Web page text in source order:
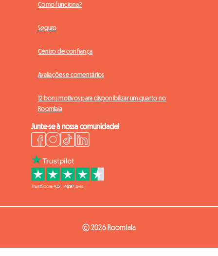
Como funciona?
Seguro
Centro de confiança
Avaliações e comentários
12 bons motivos para disponibilizar um quarto no
Roomlala
Junte-se à nossa comunidade!
© 2026 Roomlala